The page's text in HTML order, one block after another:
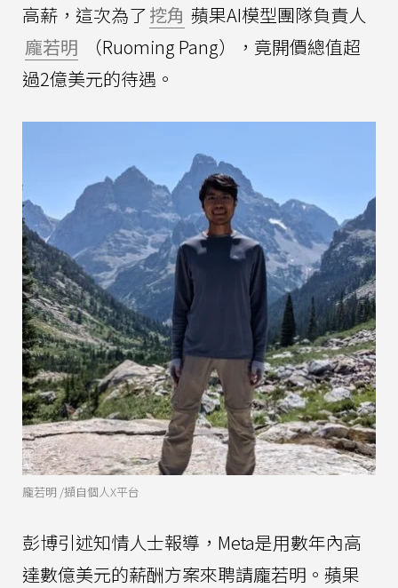
高薪，這次為了挖角 蘋果AI模型團隊負責人
龐若明
（Ruoming Pang），竟開價總值超
過2億美元的待遇。
龐若明 /擷自個人X平台
彭博引述知情人士報導，Meta是用數年內高
達數億美元的薪酬方案來聘請龐若明。蘋果